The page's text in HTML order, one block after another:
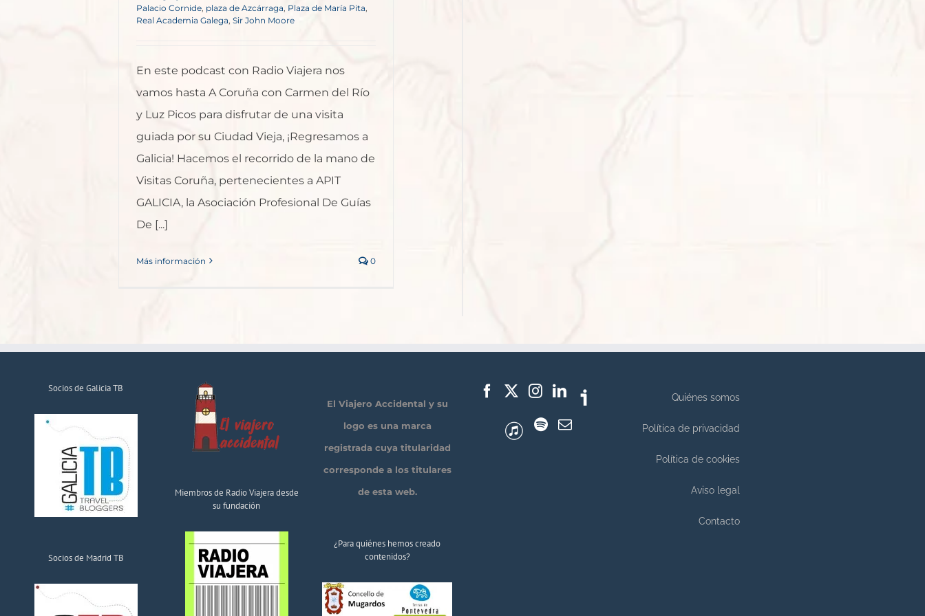
Palacio Cornide plaza de Azcárraga Plaza de María Pita
Real Academia Galega, Sir John Moore
En este podcast con Radio Viajera nos
vamos hasta A Coruña con Carmen del Río
y Luz Picos para disfrutar de una visita
guiada por su Ciudad Vieja, ¡Regresamos a
Galicia! Hacemos el recorrido de la mano de
Visitas Coruña, pertenecientes a APIT
GALICIA, la Asociación Profesional De Guías
De [...]
Más información 0
Socios de Galicia TB
Socios de Madrid TB
Miembros de Radio Viajera desde
su fundación
El Viajero Accidental y su
logo es una marca
registrada cuya titularidad
corresponde a los titulares
de esta web.
¿Para quiénes hemos creado
contenidos?
Quiénes somos
Política de privacidad
Política de cookies
Aviso legal
Contacto